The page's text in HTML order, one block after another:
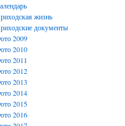
жизнь
документы
2009
2010
2011
2012
2013
2014
2015
2016